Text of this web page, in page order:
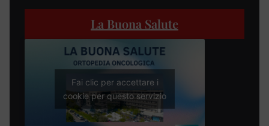
La Buona Salute
Fai clic per accettare i
cookie per questo servizio